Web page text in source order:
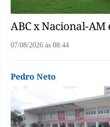
ABC x Nacional-AM
07/08/2026 às 08:44
Pedro Neto